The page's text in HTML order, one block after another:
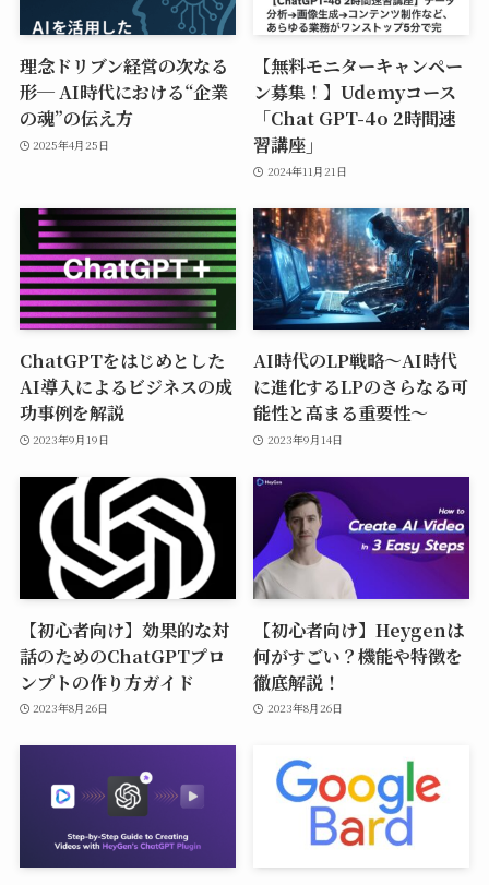
理念ドリブン経営の次なる
形─ AI時代における“企業
の魂”の伝え方
2025年4月25日
【無料モニターキャンペー
ン募集！】Udemyコース
「Chat GPT-4o 2時間速
習講座」
2024年11月21日
ChatGPTをはじめとした
AI導入によるビジネスの成
功事例を解説
2023年9月19日
AI時代のLP戦略〜AI時代
に進化するLPのさらなる可
能性と高まる重要性〜
2023年9月14日
【初心者向け】効果的な対
話のためのChatGPTプロ
ンプトの作り方ガイド
2023年8月26日
【初心者向け】Heygenは
何がすごい？機能や特徴を
徹底解説！
2023年8月26日